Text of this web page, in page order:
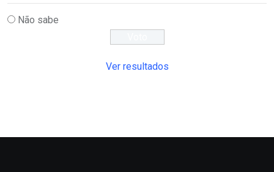
Não sabe
Ver resultados